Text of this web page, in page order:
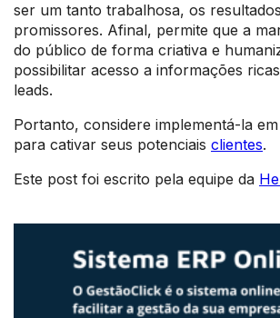
ser um tanto trabalhosa, os
promissores. Afinal, permite que a
do público de forma criativa e
possibilitar acesso a informações
leads.
Portanto, considere implementá-la
para cativar seus potenciais clientes.
Este post foi escrito pela equipe da